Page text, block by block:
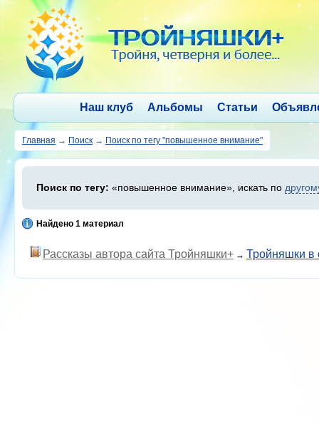
Наш клуб Альбомы Статьи
Главная → Поиск → Поиск по тегу "повышенное внимание"
Поиск по тегу: «повышенное внимание», искать по
Найдено 1 материал
Рассказы автора сайта Тройняшки+ → Тройняшки в